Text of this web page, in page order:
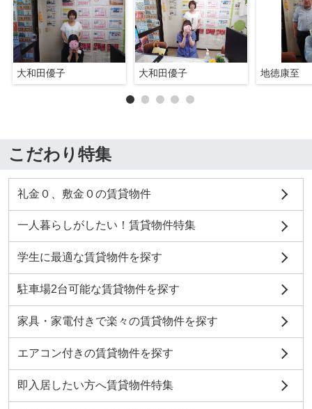
大和田優子 大和田優子 地徳康至
こだわり特集
礼金０、敷金０の賃貸物件
一人暮らしがしたい！賃貸物件特集
学生に最適な賃貸物件を探す
駐車場2台可能な賃貸物件を探す
家具・家電付きで楽々の賃貸物件を探す
エアコン付きの賃貸物件を探す
即入居したい方へ賃貸物件特集